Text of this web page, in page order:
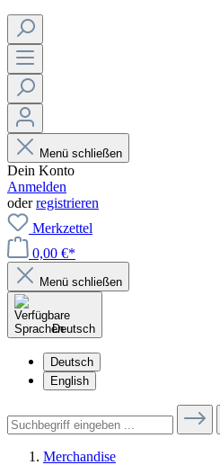
Menü schließen
Dein Konto
Anmelden
oderregistrieren
Merkzettel
0,00 €*
Menü schließen
Deutsch
Deutsch
English
Merchandise